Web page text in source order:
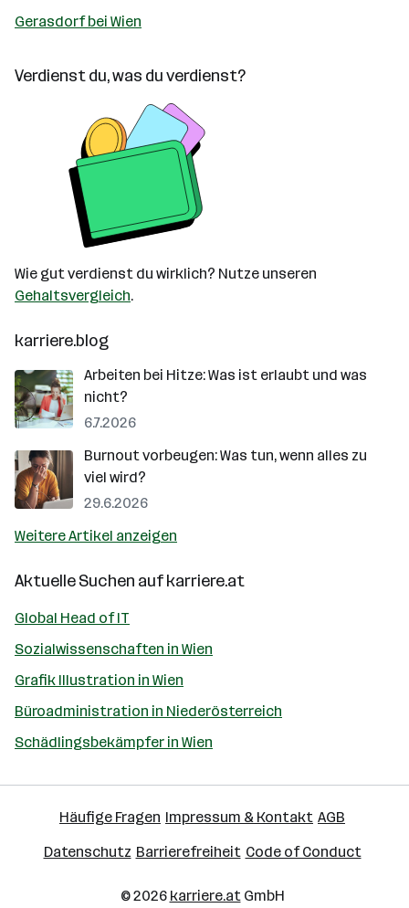
Gerasdorf bei Wien
Verdienst du, was du verdienst?
Wie gut verdienst du wirklich? Nutze unseren
Gehaltsvergleich.
karriere.blog
Arbeiten bei Hitze: Was ist erlaubt und was
nicht?
6.7.2026
Burnout vorbeugen: Was tun, wenn alles zu
viel wird?
29.6.2026
Weitere Artikel anzeigen
Aktuelle Suchen aufkarriere.at
Global Head of IT
Sozialwissenschaften in Wien
Grafik Illustration in Wien
Büroadministration in Niederösterreich
Schädlingsbekämpfer in Wien
Häufige Fragen Impressum & Kontakt AGB
Datenschutz Barrierefreiheit Code of Conduct
© 2026 karriere.atGmbH